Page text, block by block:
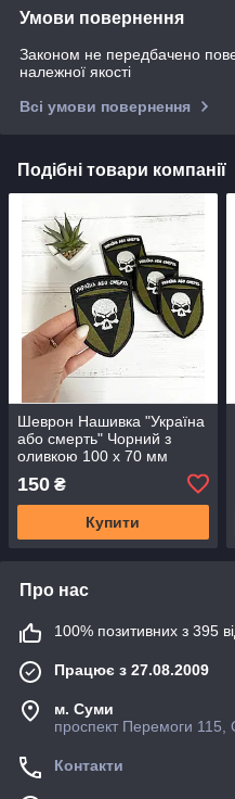
Умови повернення
Законом не передбачено
належної якості
Всі умови повернення
Подібні товари компанії
Шеврон Нашивка "Україна
або смерть" Чорний з
оливкою 100 х 70 мм
150 ₴
Купити
Про нас
100% позитивних з 395
Працює з 27.08.2009
м. Суми
проспект Перемоги 115,
Контакти